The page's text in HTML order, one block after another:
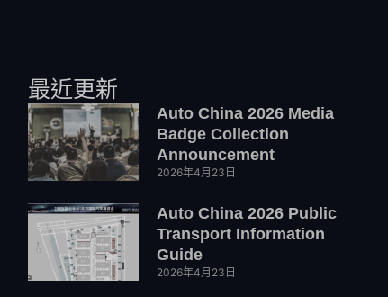
最近更新
Auto China 2026 Media
Badge Collection
Announcement
2026年4月23日
Auto China 2026 Public
Transport Information
Guide
2026年4月23日